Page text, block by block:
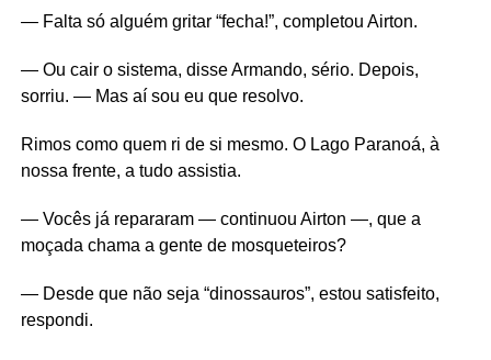
— Falta só alguém gritar “fecha!”, completou Airton.
— Ou cair o sistema, disse Armando, sério. Depois,
sorriu. — Mas aí sou eu que resolvo.
Rimos como quem ri de si mesmo. O Lago Paranoá, à
nossa frente, a tudo assistia.
— Vocês já repararam — continuou Airton —, que a
moçada chama a gente de mosqueteiros?
— Desde que não seja “dinossauros”, estou satisfeito,
respondi.